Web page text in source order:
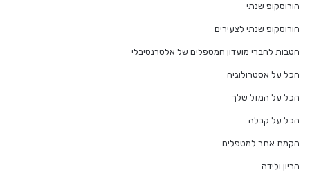
הורוסקופ שנתי
הורוסקופ שנתי לצעירים
הטבות לחברי מועדון המטפלים של אלטרנטיבלי
הכל על אסטרולוגיה
הכל על המזל שלך
הכל על קבלה
הקמת אתר למטפלים
הריון ולידה